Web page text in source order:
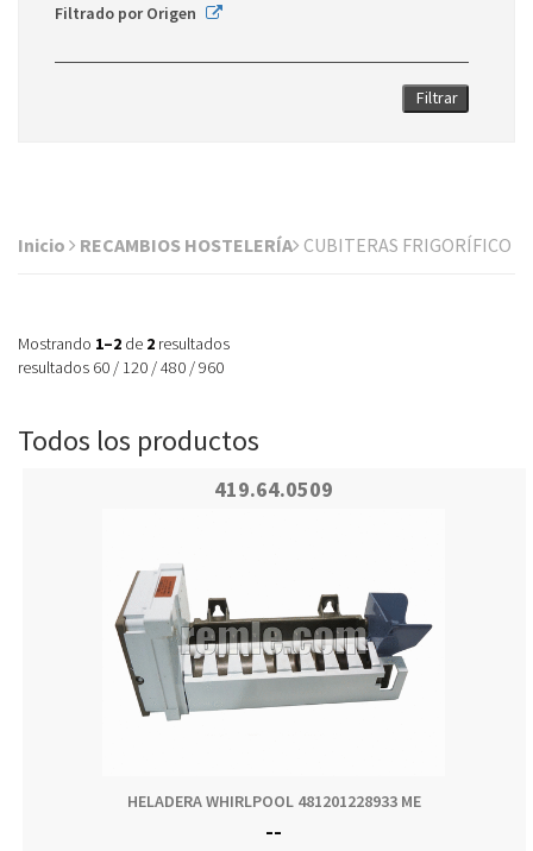
Filtrado por Origen
Filtrar
Inicio RECAMBIOS HOSTELERÍA CUBITERAS FRIGORÍFICO
Mostrando 1–2 de 2 resultados
resultados 60 / 120 /480 /960
Todos los productos
419.64.0509
HELADERA WHIRLPOOL 481201228933 ME
--